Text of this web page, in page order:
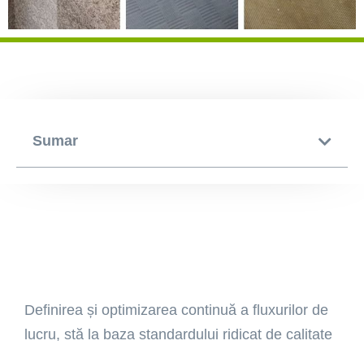
Definirea și optimizarea continuă a fluxurilor de
lucru, stă la baza standardului ridicat de calitate
Sumar